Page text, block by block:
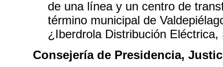
de una línea y un centro de
término municipal de
¿Iberdrola Distribución
Consejería de Presidencia,